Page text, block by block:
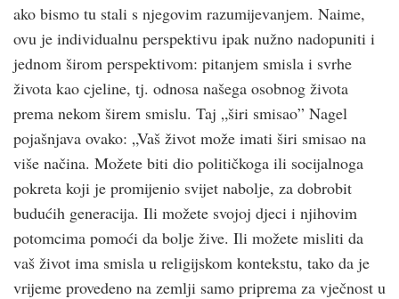
ako bismo tu stali s njegovim razumijevanjem. Naime,
ovu je individualnu perspektivu ipak nužno nadopuniti i
jednom širom perspektivom: pitanjem smisla i svrhe
života kao cjeline, tj. odnosa našega osobnog života
prema nekom širem smislu. Taj „širi smisao” Nagel
pojašnjava ovako: „Vaš život može imati širi smisao na
više načina. Možete biti dio političkoga ili socijalnoga
pokreta koji je promijenio svijet nabolje, za dobrobit
budućih generacija. Ili možete svojoj djeci i njihovim
potomcima pomoći da bolje žive. Ili možete misliti da
vaš život ima smisla u religijskom kontekstu, tako da je
vrijeme provedeno na zemlji samo priprema za vječnost u